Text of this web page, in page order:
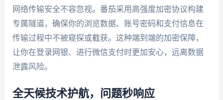
网络传输安全不容忽视。番茄采用高强度加密协议构建
专属隧道，确保你的浏览数据、账号密码和支付信息在
传输过程中不被窥探或截获。这种端到端的加密保障，
让你在登录网银、进行微信支付时更加安心，远离数据
泄露风险。
全天候技术护航，问题秒响应